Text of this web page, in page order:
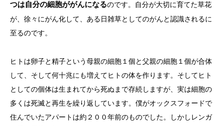
つは自分の細胞ががんになるのです。自分が大切に育てた草花
が、徐々にがん化して、ある日雑草としてのがんと認識されるに
至るのです。
ヒトは卵子と精子という母親の細胞１個と父親の細胞１個が合体
して、そして何十兆にも増えてヒトの体を作ります。そしてヒト
としての個体は生まれてから死ぬまで存続しますが、実は細胞の
多くは死滅と再生を繰り返しています。僕がオックスフォードで
住んでいたアパートは約２００年前のものでした。しかしレンガ